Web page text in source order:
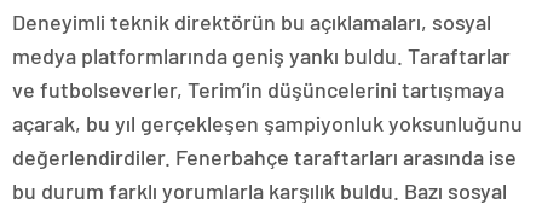
Deneyimli teknik direktörün bu açıklamaları, sosyal
medya platformlarında geniş yankı buldu. Taraftarlar
ve futbolseverler, Terim’in düşüncelerini tartışmaya
açarak, bu yıl gerçekleşen şampiyonluk yoksunluğunu
değerlendirdiler. Fenerbahçe taraftarları arasında ise
bu durum farklı yorumlarla karşılık buldu. Bazı sosyal